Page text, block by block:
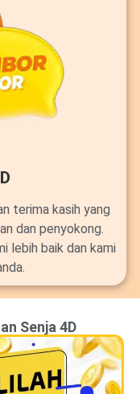
terima kasih yang
dan penyokong.
lebih baik dan kami
Senja 4D